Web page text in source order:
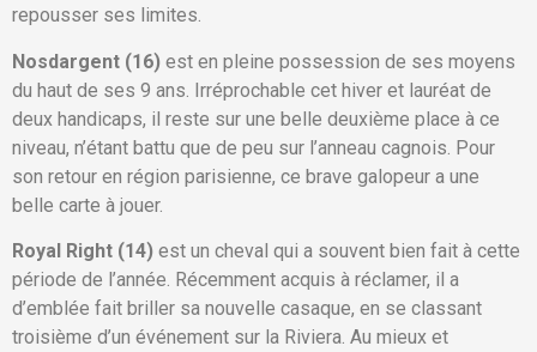
repousser ses limites.
Nosdargent (16) est en pleine possession de ses moyens
du haut de ses 9 ans. Irréprochable cet hiver et lauréat de
deux handicaps, il reste sur une belle deuxième place à ce
niveau, n’étant battu que de peu sur l’anneau cagnois. Pour
son retour en région parisienne, ce brave galopeur a une
belle carte à jouer.
Royal Right (14) est un cheval qui a souvent bien fait à cette
période de l’année. Récemment acquis à réclamer, il a
d’emblée fait briller sa nouvelle casaque, en se classant
troisième d’un événement sur la Riviera. Au mieux et